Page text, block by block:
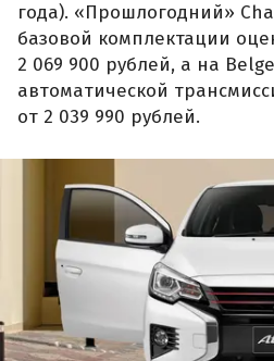
года). «Прошлогодний»
базовой комплектации
2 069 900 рублей, а на
автоматической
от 2 039 990 рублей.